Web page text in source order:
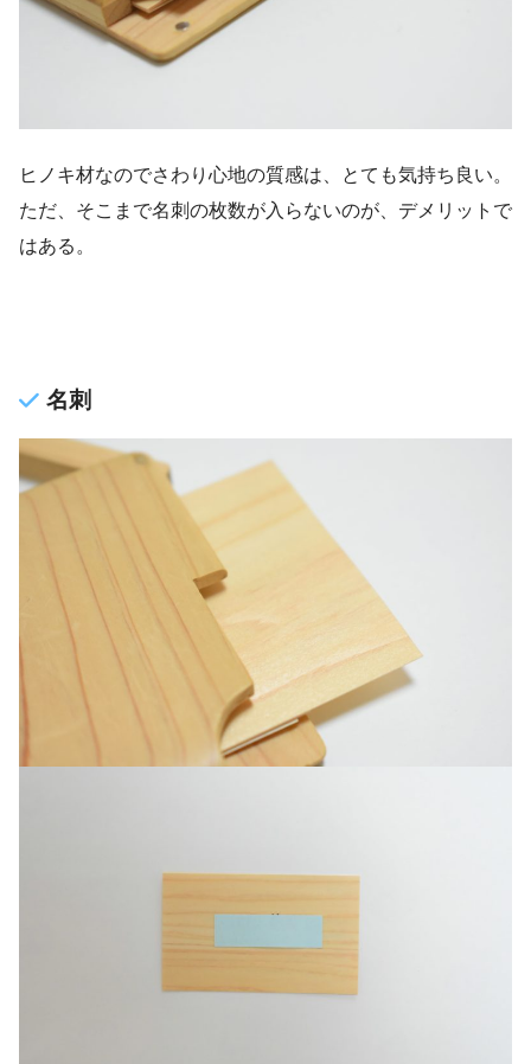
ヒノキ材なのでさわり心地の質感は、とても気持ち良い。
ただ、そこまで名刺の枚数が入らないのが、デメリットで
はある。
名刺